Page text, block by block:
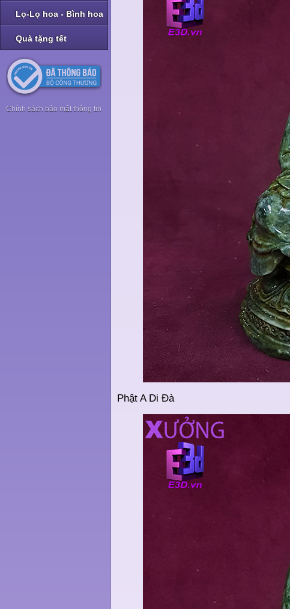
Phật A Di Đà
Tượng bộ Giáp bé
Tượng bộ Giáp nhỡ
Tượng bộ Giáp to
Tượng bộ Giáp hoa
Lọ-Lọ hoa - Bình hoa
Quà tặng tết
Chính sách bảo mật thông tin